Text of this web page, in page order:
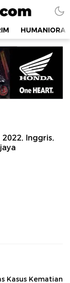
HUMANIORA
Inggris,
Kasus Kematian